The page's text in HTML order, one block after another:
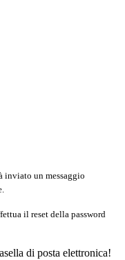
inviato un messaggio
il reset della password
di posta elettronica!